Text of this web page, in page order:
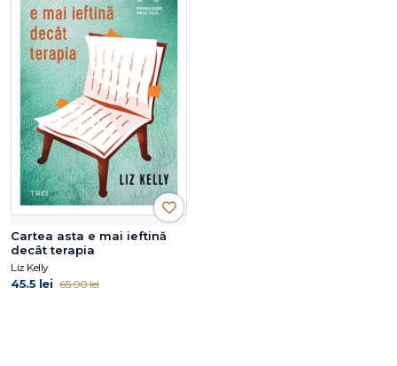
Cartea asta e mai ieftină
decât terapia
Liz Kelly
45.5 lei 65.00 lei